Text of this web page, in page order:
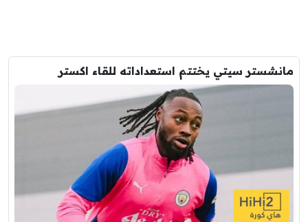
مانشستر سيتي يختتم استعداداته للقاء اكستر